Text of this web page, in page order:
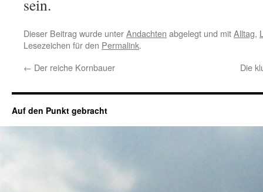
sein.
Dieser Beitrag wurde unterAndachten abgelegt und mitAlltag,
Lesezeichen für den Permalink.
← Der reiche Kornbauer Die
Auf den Punkt gebracht